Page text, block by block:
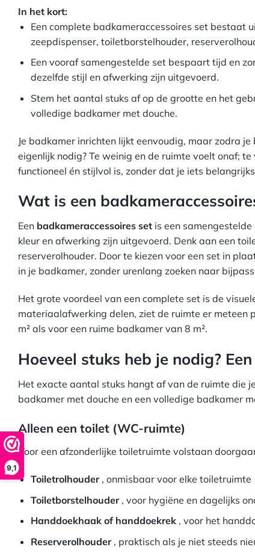
9,1
In het kort:
Een complete badkameraccessoires set bestaat
zeepdispenser, toiletborstelhouder,
Een vooraf samengestelde set bespaart tijd en
dezelfde stijl en afwerking zijn uitgevoerd.
Stem het aantal stuks af op de grootte en het
volledige badkamer met douche.
Je badkamer inrichten lijkt eenvoudig, maar zodra
eigenlijk nodig? Te weinig en de ruimte voelt onaf;
functioneel én stijlvol is, zonder dat je iets
Wat is een
Een badkameraccessoires set is een
kleur en afwerking zijn uitgevoerd. Denk aan een
reserverolhouder. Door te kiezen voor een set in
in je badkamer, zonder urenlang zoeken naar
Het grote voordeel van een complete set is de
materiaalafwerking delen, ziet de ruimte er meteen
m² als voor een ruime badkamer van 8 m².
Hoeveel stuks heb je nodig?
Het exacte aantal stuks hangt af van de ruimte die
badkamer met douche en een volledige badkamer
Alleen een toilet (WC-ruimte)
Voor een afzonderlijke toiletruimte volstaan
Toiletrolhouder, onmisbaar voor elke toiletruimte
Toiletborstelhouder, voor hygiëne en dagelijks
Handdoekhaak of handdoekrek, voor het
Reserverolhouder, praktisch als je niet steeds